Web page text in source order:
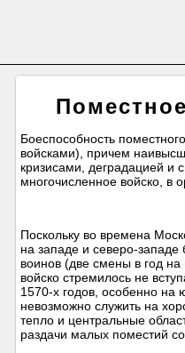
Боеспособность
войсками), причем
кризисами, деградацией и
многочисленное войско, в
Поскольку во времена
на западе и северо-
воинов (две смены в год
войско стремилось не
1570-х годов, особенно на
невозможно служить на
тепло и центральные
раздачи малых поместий